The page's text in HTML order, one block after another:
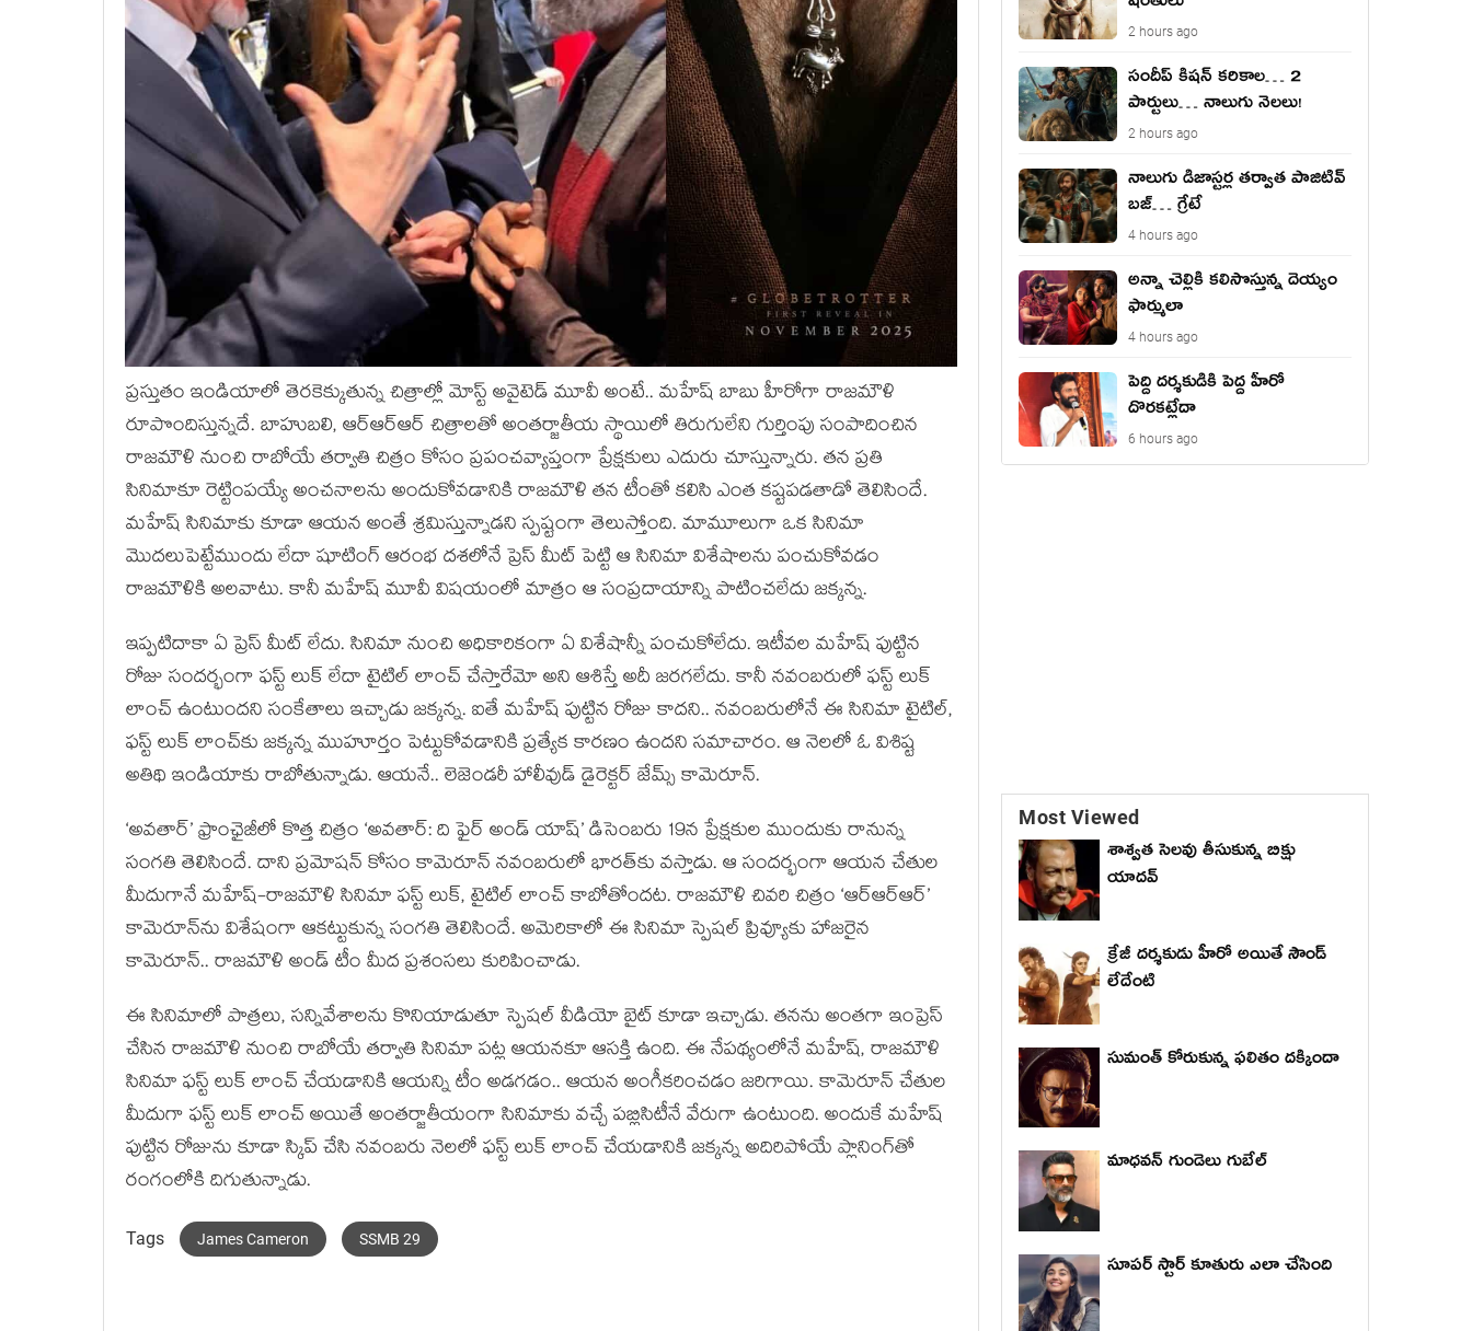
ప్రస్తుతం ఇండియాలో తెరకెక్కుతున్న చిత్రాల్లో మోస్ట్ అవైటెడ్ మూవీ అంటే.. మహేష్ బాబు హీరోగా రాజమౌళి
రూపొందిస్తున్నదే. బాహుబలి, ఆర్ఆర్ఆర్ చిత్రాలతో అంతర్జాతీయ స్థాయిలో తిరుగులేని గుర్తింపు సంపాదించిన
రాజమౌళి నుంచి రాబోయే తర్వాతి చిత్రం కోసం ప్రపంచవ్యాప్తంగా ప్రేక్షకులు ఎదురు చూస్తున్నారు. తన ప్రతి
సినిమాకూ రెట్టింపయ్యే అంచనాలను అందుకోవడానికి రాజమౌళి తన టీంతో కలిసి ఎంత కష్టపడతాడో తెలిసిందే.
మహేష్ సినిమాకు కూడా ఆయన అంతే శ్రమిస్తున్నాడని స్పష్టంగా తెలుస్తోంది. మామూలుగా ఒక సినిమా
మొదలుపెట్టేముందు లేదా షూటింగ్ ఆరంభ దశలోనే ప్రెస్ మీట్ పెట్టి ఆ సినిమా విశేషాలను పంచుకోవడం
రాజమౌళికి అలవాటు. కానీ మహేష్ మూవీ విషయంలో మాత్రం ఆ సంప్రదాయాన్ని పాటించలేదు జక్కన్న.
ఇప్పటిదాకా ఏ ప్రెస్ మీట్ లేదు. సినిమా నుంచి అధికారికంగా ఏ విశేషాన్నీ పంచుకోలేదు. ఇటీవల మహేష్ పుట్టిన
రోజు సందర్భంగా ఫస్ట్ లుక్ లేదా టైటిల్ లాంచ్ చేస్తారేమో అని ఆశిస్తే అదీ జరగలేదు. కానీ నవంబరులో ఫస్ట్ లుక్
లాంచ్ ఉంటుందని సంకేతాలు ఇచ్చాడు జక్కన్న. ఐతే మహేష్ పుట్టిన రోజు కాదని.. నవంబరులోనే ఈ సినిమా టైటిల్,
ఫస్ట్ లుక్ లాంచ్‌కు జక్కన్న ముహూర్తం పెట్టుకోవడానికి ప్రత్యేక కారణం ఉందని సమాచారం. ఆ నెలలో ఓ విశిష్ట
అతిథి ఇండియాకు రాబోతున్నాడు. ఆయనే.. లెజెండరీ హాలీవుడ్ డైరెక్టర్ జేమ్స్ కామెరూన్.
‘అవతార్’ ఫ్రాంఛైజీలో కొత్త చిత్రం ‘అవతార్: ది ఫైర్ అండ్ యాష్’ డిసెంబరు 19న ప్రేక్షకుల ముందుకు రానున్న
సంగతి తెలిసిందే. దాని ప్రమోషన్ కోసం కామెరూన్ నవంబరులో భారత్‌కు వస్తాడు. ఆ సందర్భంగా ఆయన చేతుల
మీదుగానే మహేష్-రాజమౌళి సినిమా ఫస్ట్ లుక్, టైటిల్ లాంచ్ కాబోతోందట. రాజమౌళి చివరి చిత్రం ‘ఆర్ఆర్ఆర్’
కామెరూన్‌ను విశేషంగా ఆకట్టుకున్న సంగతి తెలిసిందే. అమెరికాలో ఈ సినిమా స్పెషల్ ప్రివ్యూకు హాజరైన
కామెరూన్.. రాజమౌళి అండ్ టీం మీద ప్రశంసలు కురిపించాడు.
ఈ సినిమాలో పాత్రలు, సన్నివేశాలను కొనియాడుతూ స్పెషల్ వీడియో బైట్ కూడా ఇచ్చాడు. తనను అంతగా ఇంప్రెస్
చేసిన రాజమౌళి నుంచి రాబోయే తర్వాతి సినిమా పట్ల ఆయనకూ ఆసక్తి ఉంది. ఈ నేపథ్యంలోనే మహేష్, రాజమౌళి
సినిమా ఫస్ట్ లుక్ లాంచ్ చేయడానికి ఆయన్ని టీం అడగడం.. ఆయన అంగీకరించడం జరిగాయి. కామెరూన్ చేతుల
మీదుగా ఫస్ట్ లుక్ లాంచ్ అయితే అంతర్జాతీయంగా సినిమాకు వచ్చే పబ్లిసిటీనే వేరుగా ఉంటుంది. అందుకే మహేష్
పుట్టిన రోజును కూడా స్కిప్ చేసి నవంబరు నెలలో ఫస్ట్ లుక్ లాంచ్ చేయడానికి జక్కన్న అదిరిపోయే ప్లానింగ్‌తో
రంగంలోకి దిగుతున్నాడు.
Tags James Cameron SSMB 29
2 hours ago
సందీప్ కిషన్ కరికాల… 2
పార్టులు… నాలుగు నెలలు!
2 hours ago
నాలుగు డిజాస్ట‌ర్ల త‌ర్వాత పాజిటివ్
బ‌జ్… గ్రేటే
4 hours ago
అన్నా చెల్లికి కలిసొస్తున్న దెయ్యం
ఫార్ములా
4 hours ago
పెద్ది దర్శకుడికి పెద్ద హీరో
దొరకట్లేదా
6 hours ago
Most Viewed
శాశ్వత సెలవు తీసుకున్న బిక్షు
యాదవ్
క్రేజీ దర్శకుడు హీరో అయితే సౌండ్
లేదేంటి
సుమంత్ కోరుకున్న ఫలితం దక్కిందా
మాధ‌వ‌న్ గుండెలు గుబేల్‌
సూపర్ స్టార్ కూతురు ఎలా చేసింది